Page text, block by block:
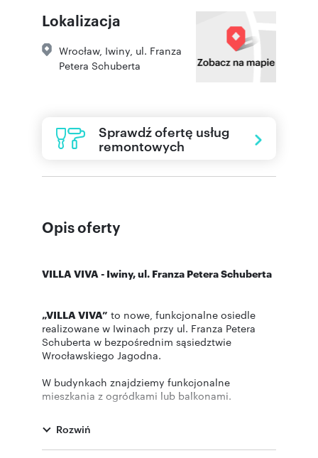
Lokalizacja
Wrocław, Iwiny ul. Franza
Petera Schuberta
Sprawdź ofertę usług
remontowych
Opis oferty
VILLA VIVA - Iwiny, ul. Franza Petera Schuberta
„VILLA VIVA” to nowe, funkcjonalne osiedle
realizowane w Iwinach przy ul. Franza Petera
Schuberta w bezpośrednim sąsiedztwie
Wrocławskiego Jagodna.
W budynkach znajdziemy funkcjonalne
mieszkania z ogródkami lub balkonami.
komunikację z centrum miasta którą umożliwia
linia kolejowa IWINY.
Rozwiń